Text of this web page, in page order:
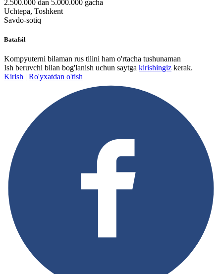
2.500.000 dan 5.000.000 gacha
Uchtepa, Toshkent
Savdo-sotiq
Batafsil
Kompyuterni bilaman rus tilini ham o'rtacha tushunaman
Ish beruvchi bilan bog'lanish uchun saytga kirishingiz kerak.
Kirish | Ro'yxatdan o'tish